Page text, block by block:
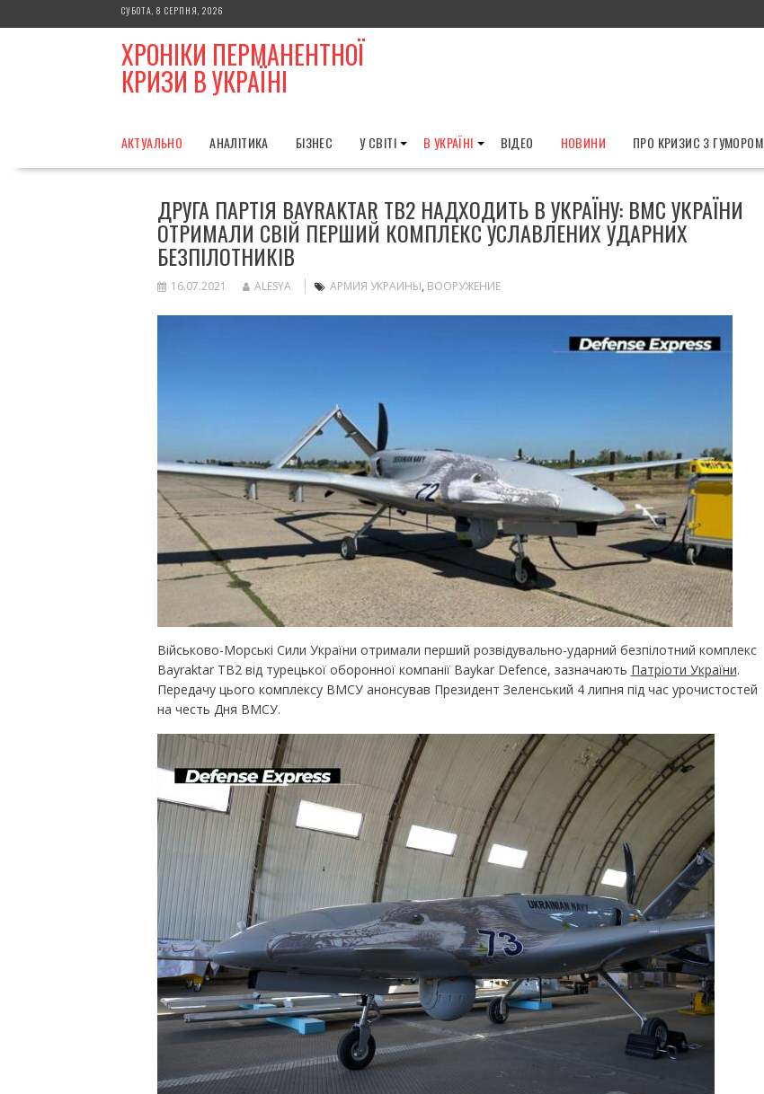
to
СУБОТА, 8 СЕРПНЯ, 2026
ХРОНІКИ ПЕРМАНЕНТНОЇ
КРИЗИ В УКРАЇНІ
АКТУАЛЬНО АНАЛІТИКА БІЗНЕС У СВІТІ В УКРАЇНІ ВІДЕО НОВИНИ ПРО КРИЗИС З ГУМОРОМ
ДРУГА ПАРТІЯ BAYRAKTAR TB2 НАДХОДИТЬ В УКРАЇНУ: ВМС УКРАЇНИ
ОТРИМАЛИ СВІЙ ПЕРШИЙ КОМПЛЕКС УСЛАВЛЕНИХ УДАРНИХ
БЕЗПІЛОТНИКІВ
16.07.2021 ALESYA АРМИЯ УКРАИНЫ, ВООРУЖЕНИЕ
Військово-Морські Сили України отримали перший розвідувально-ударний безпілотний комплекс
Bayraktar TB2 від турецької оборонної компанії Baykar Defence, зазначають Патріоти України.
Передачу цього комплексу ВМСУ анонсував Президент Зеленський 4 липня під час урочистостей
на честь Дня ВМСУ.